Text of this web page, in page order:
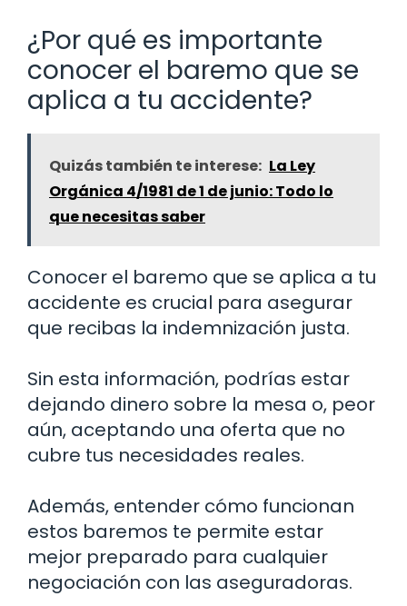
¿Por qué es importante
conocer el baremo que se
aplica a tu accidente?
Quizás también te interese: La Ley
Orgánica 4/1981 de 1 de junio: Todo lo
que necesitas saber
Conocer el baremo que se aplica a tu
accidente es crucial para asegurar
que recibas la indemnización justa.
Sin esta información, podrías estar
dejando dinero sobre la mesa o, peor
aún, aceptando una oferta que no
cubre tus necesidades reales.
Además, entender cómo funcionan
estos baremos te permite estar
mejor preparado para cualquier
negociación con las aseguradoras.